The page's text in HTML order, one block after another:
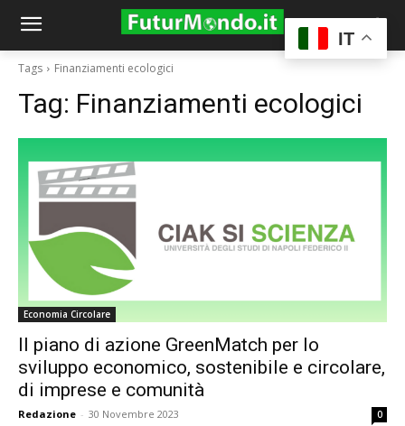
Tags Finanziamenti ecologici
Tag: Finanziamenti ecologici
Economia Circolare
Il piano di azione GreenMatch per lo
sviluppo economico, sostenibile e circolare,
di imprese e comunità
Redazione - 30 Novembre 2023 0
IT